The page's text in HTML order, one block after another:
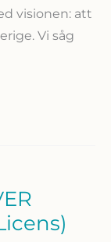
visionen: att
Vi såg